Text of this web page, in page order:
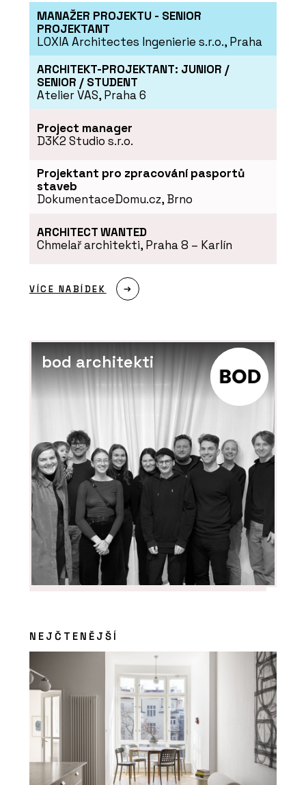
MANAŽER PROJEKTU - SENIOR
PROJEKTANT
LOXIA Architectes Ingenierie s.r.o., Praha
ARCHITEKT-PROJEKTANT: JUNIOR /
SENIOR / STUDENT
Atelier VAS, Praha 6
Project manager
D3K2 Studio s.r.o.
Projektant pro zpracování pasportů
staveb
DokumentaceDomu.cz, Brno
ARCHITECT WANTED
Chmelař architekti, Praha 8 – Karlín
VÍCE NABÍDEK
bod architekti
NEJČTENĚJŠÍ